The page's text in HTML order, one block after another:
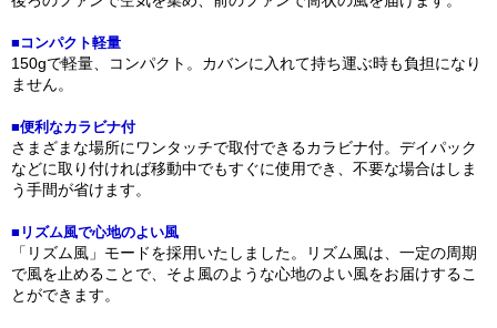
■コンパクト軽量
150gで軽量、コンパクト。カバンに入れて持ち運ぶ時も負担になり
ません。
■便利なカラビナ付
さまざまな場所にワンタッチで取付できるカラビナ付。デイパック
などに取り付ければ移動中でもすぐに使用でき、不要な場合はしま
う手間が省けます。
■リズム風で心地のよい風
「リズム風」モードを採用いたしました。リズム風は、一定の周期
で風を止めることで、そよ風のような心地のよい風をお届けするこ
とができます。